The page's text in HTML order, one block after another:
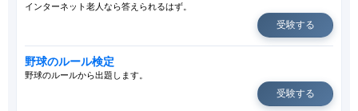
インターネット老人なら答えられるはず。
受験する
野球のルール検定
野球のルールから出題します。
受験する